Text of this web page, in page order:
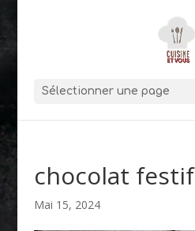
Sélectionner une page
chocolat festif
Mai 15, 2024